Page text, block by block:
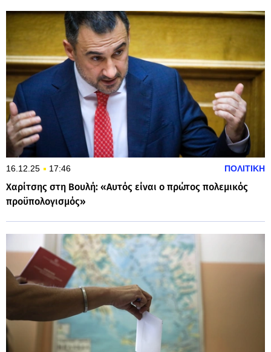
16.12.25 17:46 ΠΟΛΙΤΙΚΗ
Χαρίτσης στη Βουλή: «Αυτός είναι ο πρώτος πολεμικός
προϋπολογισμός»